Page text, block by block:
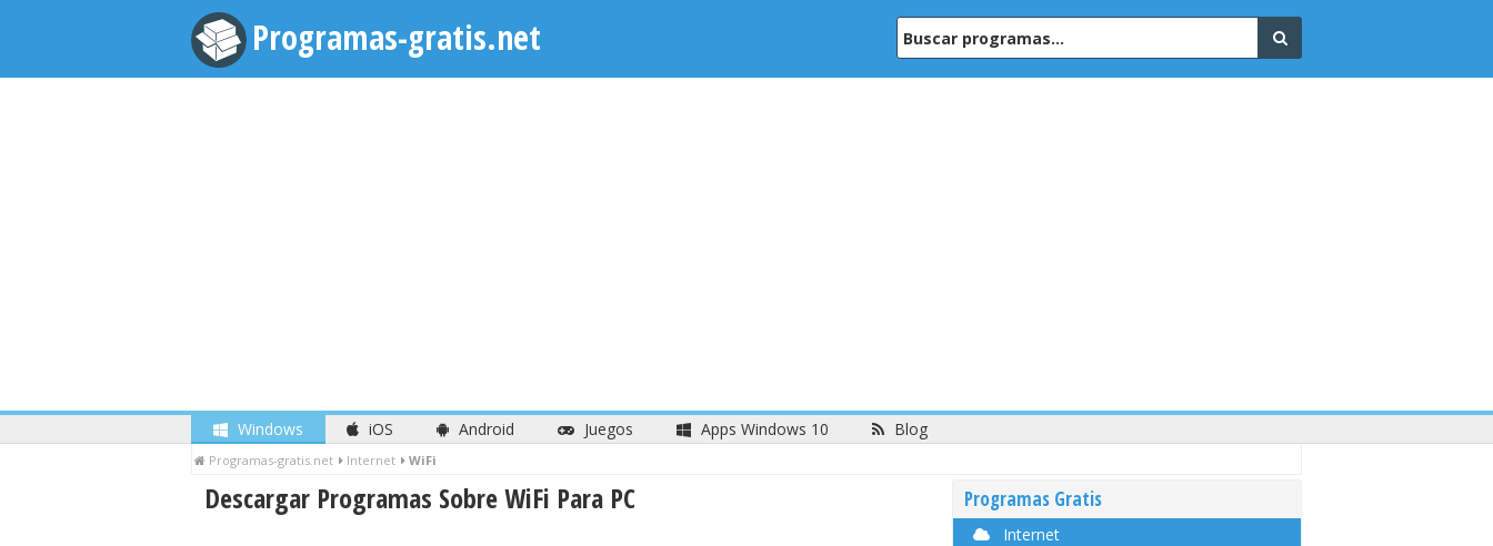
Programas-gratis.net
Windows iOS Android Juegos Apps Windows 10 Blog
Programas-gratis.net Internet WiFi
Descargar Programas Sobre WiFi Para PC Programas Gratis
Internet